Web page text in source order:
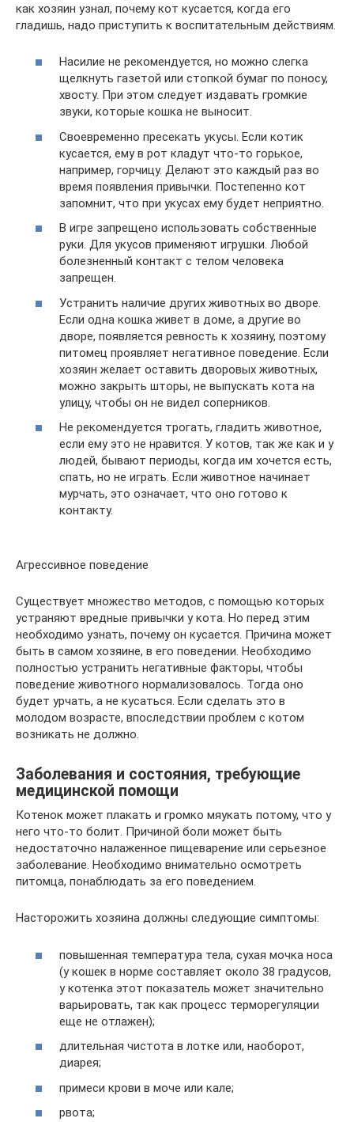
как хозяин узнал, почему кот кусается, когда его
гладишь, надо приступить к воспитательным действиям.
Насилие не рекомендуется, но можно слегка
щелкнуть газетой или стопкой бумаг по поносу,
хвосту. При этом следует издавать громкие
звуки, которые кошка не выносит.
Своевременно пресекать укусы. Если котик
кусается, ему в рот кладут что-то горькое,
например, горчицу. Делают это каждый раз во
время появления привычки. Постепенно кот
запомнит, что при укусах ему будет неприятно.
В игре запрещено использовать собственные
руки. Для укусов применяют игрушки. Любой
болезненный контакт с телом человека
запрещен.
Устранить наличие других животных во дворе.
Если одна кошка живет в доме, а другие во
дворе, появляется ревность к хозяину, поэтому
питомец проявляет негативное поведение. Если
хозяин желает оставить дворовых животных,
можно закрыть шторы, не выпускать кота на
улицу, чтобы он не видел соперников.
Не рекомендуется трогать, гладить животное,
если ему это не нравится. У котов, так же как и у
людей, бывают периоды, когда им хочется есть,
спать, но не играть. Если животное начинает
мурчать, это означает, что оно готово к
контакту.
Агрессивное поведение
Существует множество методов, с помощью которых
устраняют вредные привычки у кота. Но перед этим
необходимо узнать, почему он кусается. Причина может
быть в самом хозяине, в его поведении. Необходимо
полностью устранить негативные факторы, чтобы
поведение животного нормализовалось. Тогда оно
будет урчать, а не кусаться. Если сделать это в
молодом возрасте, впоследствии проблем с котом
возникать не должно.
Заболевания и состояния, требующие
медицинской помощи
Котенок может плакать и громко мяукать потому, что у
него что-то болит. Причиной боли может быть
недостаточно налаженное пищеварение или серьезное
заболевание. Необходимо внимательно осмотреть
питомца, понаблюдать за его поведением.
Насторожить хозяина должны следующие симптомы:
повышенная температура тела, сухая мочка носа
(у кошек в норме составляет около 38 градусов,
у котенка этот показатель может значительно
варьировать, так как процесс терморегуляции
еще не отлажен);
длительная чистота в лотке или, наоборот,
диарея;
примеси крови в моче или кале;
рвота;